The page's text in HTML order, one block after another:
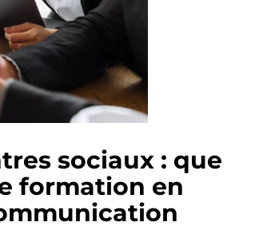
sociaux : que
formation en